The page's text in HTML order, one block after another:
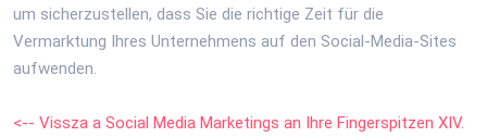
um sicherzustellen, dass Sie die richtige Zeit für die
Vermarktung Ihres Unternehmens auf den Social-Media-Sites
aufwenden.
<-- Vissza a Social Media Marketings an Ihre Fingerspitzen XIV.